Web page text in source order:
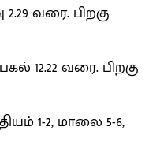
2.29 வரை. பிறகு
12.22 வரை. பிறகு
1-2, மாலை 5-6,